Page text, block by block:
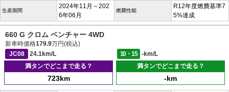
生産期間
2024年11月～202
6年06月
燃費性能
R12年度燃費基準7
5%達成
660 G クロム ベンチャー 4WD
新車時価格179.9万円(税込)
JC08
24.1km/L 10・15
-km/L
満タンでどこまで走る？
723km
満タンでどこまで走る？
-km